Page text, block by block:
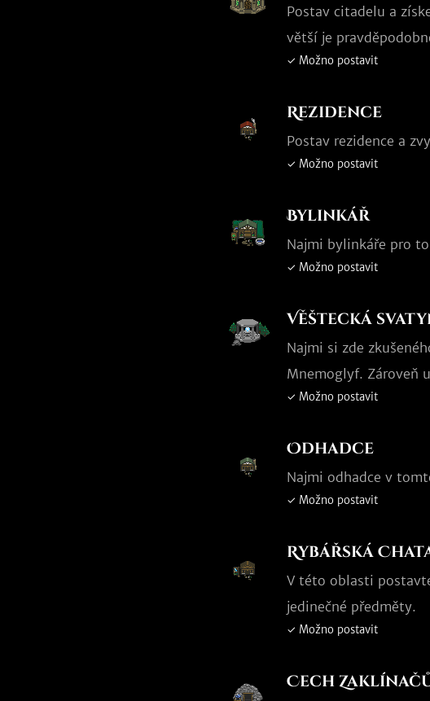
Postav citadelu a
větší je
✓ Možno postavit
Rezidence
Postav rezidence a
✓ Možno postavit
Bylinkář
Najmi bylinkáře pro
✓ Možno postavit
Věštecká
Najmi si zde
Mnemoglyf. Zároveň
✓ Možno postavit
Odhadce
Najmi odhadce v
✓ Možno postavit
Rybářská
V této oblasti
jedinečné předměty.
✓ Možno postavit
Cech